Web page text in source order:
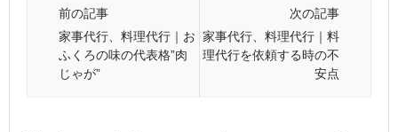
前の記事
家事代行、料理代行｜お
ふくろの味の代表格”肉
じゃが”
次の記事
家事代行、料理代行｜料
理代行を依頼する時の不
安点